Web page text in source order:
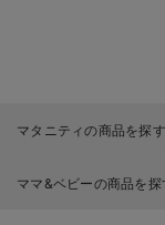
マタニティの商品を探す
ママ&ベビーの商品を探